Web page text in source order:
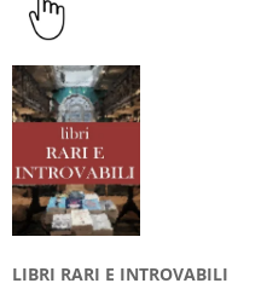
LIBRI RARI E INTROVABILI